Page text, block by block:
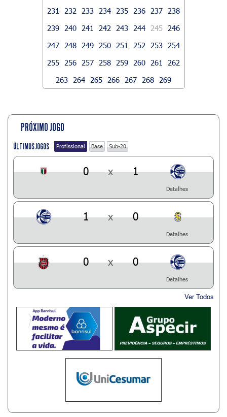
231
232 233 234 235 236 237
238
239
240 241 242 243 244 245
246
247
248 249 250 251 252 253
254
255
256 257 258 259 260 261
262
263
264 265 266 267 268 269
PRÓXIMO JOGO
ÚLTIMOS JOGOS Profissional Base Sub-20
0 x 1
Detalhes
1 x 0
Detalhes
0 x 0
Detalhes
Ver Todos